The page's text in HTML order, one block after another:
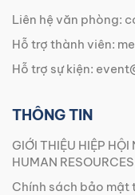
Liên hệ văn phòng:
Hỗ trợ thành viên:
Hỗ trợ sự kiện:
THÔNG TIN
GIỚI THIỆU HIỆP
HUMAN
Chính sách bảo mật